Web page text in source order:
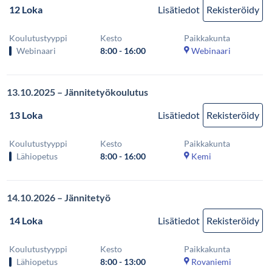
12 Loka Lisätiedot Rekisteröidy
Koulutustyyppi
Webinaari
Kesto
8:00 - 16:00
Paikkakunta
Webinaari
13.10.2025 – Jännitetyökoulutus
13 Loka
Lisätiedot Rekisteröidy
Koulutustyyppi
Lähiopetus
Kesto
8:00 - 16:00
Paikkakunta
Kemi
14.10.2026 – Jännitetyö
14 Loka
Lisätiedot Rekisteröidy
Koulutustyyppi
Lähiopetus
Kesto
8:00 - 13:00
Paikkakunta
Rovaniemi